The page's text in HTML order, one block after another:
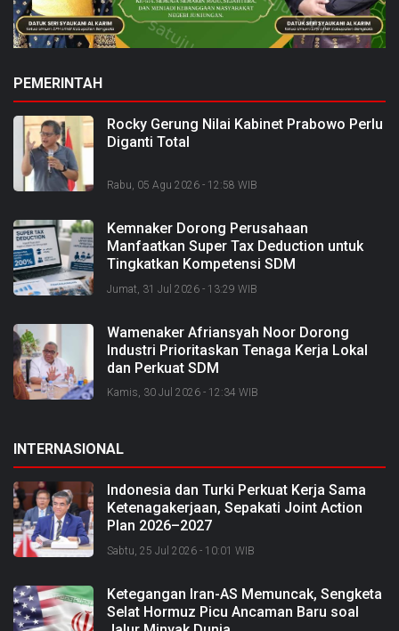
PEMERINTAH
Rocky Gerung Nilai Kabinet Prabowo Perlu
Diganti Total
Rabu, 05 Agu 2026 - 12:58 WIB
Kemnaker Dorong Perusahaan
Manfaatkan Super Tax Deduction untuk
Tingkatkan Kompetensi SDM
Jumat, 31 Jul 2026 - 13:29 WIB
Wamenaker Afriansyah Noor Dorong
Industri Prioritaskan Tenaga Kerja Lokal
dan Perkuat SDM
Kamis, 30 Jul 2026 - 12:34 WIB
INTERNASIONAL
Indonesia dan Turki Perkuat Kerja Sama
Ketenagakerjaan, Sepakati Joint Action
Plan 2026–2027
Sabtu, 25 Jul 2026 - 10:01 WIB
Ketegangan Iran-AS Memuncak, Sengketa
Selat Hormuz Picu Ancaman Baru soal